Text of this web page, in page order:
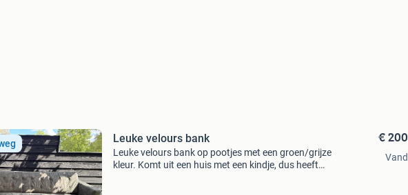
Leuke velours bank
Leuke velours bank op pootjes met een groen/grijze
kleur. Komt uit een huis met een kindje, dus heeft
€